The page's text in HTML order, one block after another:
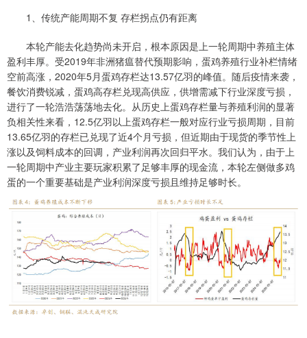
1、传统产能周期不复 存栏拐点仍有距离
本轮产能去化趋势尚未开启，根本原因是上一轮周期中养殖主体
盈利丰厚。受2019年非洲猪瘟替代预期影响，蛋鸡养殖行业补栏情绪
空前高涨，2020年5月蛋鸡存栏达13.57亿羽的峰值。随后疫情来袭，
餐饮消费锐减，蛋鸡高存栏兑现高供应，供增需减下行业深度亏损，
进行了一轮浩浩荡荡地去化。从历史上蛋鸡存栏量与养殖利润的显著
负相关性来看，12.5亿羽以上蛋鸡存栏一般对应行业亏损周期，目前
13.65亿羽的存栏已兑现了近4个月亏损，但近期由于现货的季节性上
涨以及饲料成本的回调，产业利润再次回归平水。我们认为，由于上
一轮周期中产业主要玩家积累了足够丰厚的现金流，本轮左侧做多鸡
蛋的一个重要基础是产业利润深度亏损且维持足够时长。